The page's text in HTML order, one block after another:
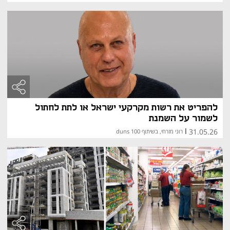
פערים גאוגרפיים במחירים
ולעיתים גם במחסור בקרקעות זמינות לבנייה.
המחירים נמוכים יותר. באזורים אלו קיים לרוב היצע רחב יותר
של קרקע לבנייה, אך גם ביקוש נמוך יותר, מה שתורם לרמות
מחירים נוחות יותר.
מדד מחירי הדירות
הלשכה המרכזית לסטטיסטיקה מפרסמת מדי חודש את מדד
מחירי הדירות בישראל, אשר מבוסס על עסקאות בפועל של
דירות חדשות ויד שנייה. מדד זה אינו נכלל במדד המחירים
לצרכן עקב משקלו הגבוה וההבדל באופי ההוצאה. המדד
משקף את מגמות השוק לאורך זמן ומספק תמונת מצב
עדכנית על כיוון המחירים – בין אם מדובר בעליות, ירידות או
להפריט את רשות מקרקעי ישראל או לתת לחתול
לשמור על השמנת
31.05.26 רוני מזרחי, בשיתוף duns 100